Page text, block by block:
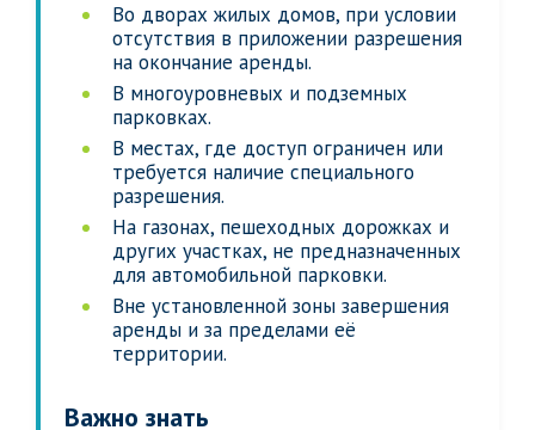
Во дворах жилых домов, при условии
отсутствия в приложении разрешения
на окончание аренды.
В многоуровневых и подземных
парковках.
В местах, где доступ ограничен или
требуется наличие специального
разрешения.
На газонах, пешеходных дорожках и
других участках, не предназначенных
для автомобильной парковки.
Вне установленной зоны завершения
аренды и за пределами её
территории.
Важно знать